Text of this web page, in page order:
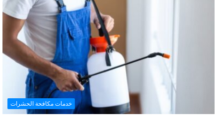
خدمات مكافحة الحشرات